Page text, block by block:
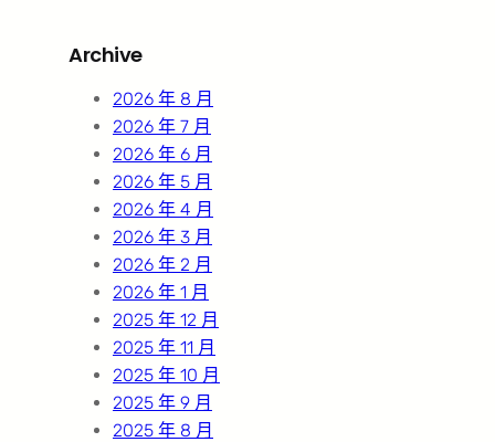
c
Archive
2026 年 8 月
2026 年 7 月
2026 年 6 月
2026 年 5 月
2026 年 4 月
2026 年 3 月
2026 年 2 月
2026 年 1 月
2025 年 12 月
2025 年 11 月
2025 年 10 月
2025 年 9 月
2025 年 8 月